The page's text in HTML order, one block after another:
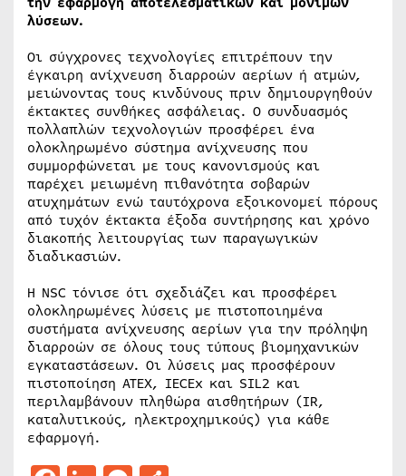
λύσεων.
Οι σύγχρονες τεχνολογίες επιτρέπουν την
έγκαιρη ανίχνευση διαρροών αερίων ή ατμών,
μειώνοντας τους κινδύνους πριν δημιουργηθούν
έκτακτες συνθήκες ασφάλειας. Ο συνδυασμός
πολλαπλών τεχνολογιών προσφέρει ένα
ολοκληρωμένο σύστημα ανίχνευσης που
συμμορφώνεται με τους κανονισμούς και
παρέχει μειωμένη πιθανότητα σοβαρών
ατυχημάτων ενώ ταυτόχρονα εξοικονομεί πόρους
από τυχόν έκτακτα έξοδα συντήρησης και χρόνο
διακοπής λειτουργίας των παραγωγικών
διαδικασιών.
Η NSC τόνισε ότι σχεδιάζει και προσφέρει
ολοκληρωμένες λύσεις με πιστοποιημένα
συστήματα ανίχνευσης αερίων για την πρόληψη
διαρροών σε όλους τους τύπους βιομηχανικών
εγκαταστάσεων. Οι λύσεις μας προσφέρουν
πιστοποίηση ATEX, IECEx και SIL2 και
περιλαμβάνουν πληθώρα αισθητήρων (IR,
καταλυτικούς, ηλεκτροχημικούς) για κάθε
εφαρμογή.